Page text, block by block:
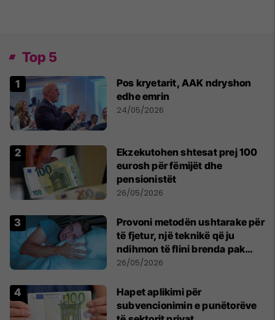
Top 5
Pos kryetarit, AAK ndryshon
edhe emrin
24/05/2026
Ekzekutohen shtesat prej 100
eurosh për fëmijët dhe
pensionistët
26/05/2026
Provoni metodën ushtarake për
të fjetur, një teknikë që ju
ndihmon të flini brenda pak
minutash
26/05/2026
Hapet aplikimi për
subvencionimin e punëtorëve